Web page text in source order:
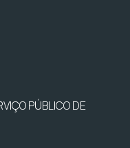
PÚBLICO DE